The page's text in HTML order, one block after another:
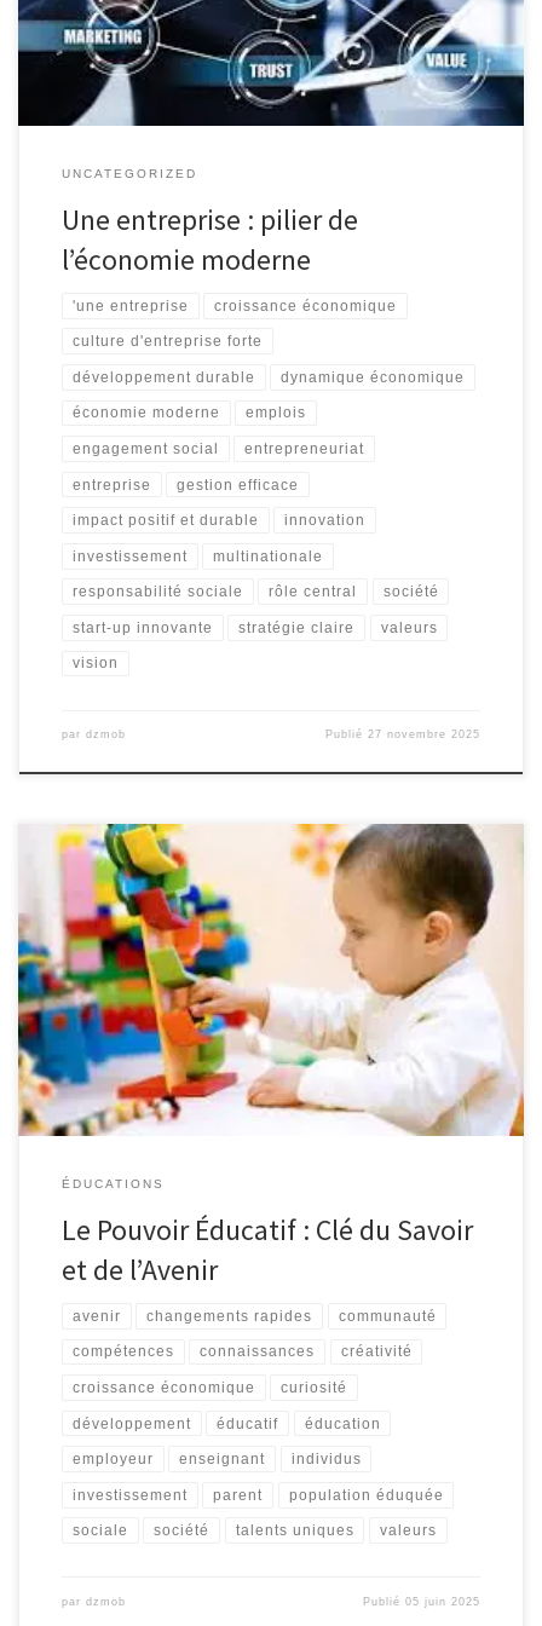
dynamique économique d’un pays et à l’évolution de la société
dans son ensemble. Une […]
UNCATEGORIZED
Une entreprise : pilier de
l’économie moderne
'une entreprise croissance économique
culture d'entreprise forte
développement durable dynamique économique
économie moderne emplois
engagement social entrepreneuriat
entreprise gestion efficace
impact positif et durable innovation
investissement multinationale
responsabilité sociale rôle central société
start-up innovante stratégie claire valeurs
vision
par dzmob Publié27 novembre 2025
Article sur l’éducatif L’importance de l’éducation dans notre
société L’éducation est un pilier fondamental de toute société
prospère. Elle joue un rôle crucial dans le développement des
individus, en leur fournissant les connaissances, les compétences
et les valeurs nécessaires pour réussir dans la vie. En investissant
dans l’éducation, nous investissons […]
ÉDUCATIONS
Le Pouvoir Éducatif : Clé du Savoir
et de l’Avenir
avenir changements rapides communauté
compétences connaissances créativité
croissance économique curiosité
développement éducatif éducation
employeur enseignant individus
investissement parent population éduquée
sociale société talents uniques valeurs
par dzmob Publié05 juin 2025